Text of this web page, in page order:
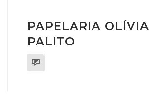
PAPELARIA OLÍVIA
PALITO
0